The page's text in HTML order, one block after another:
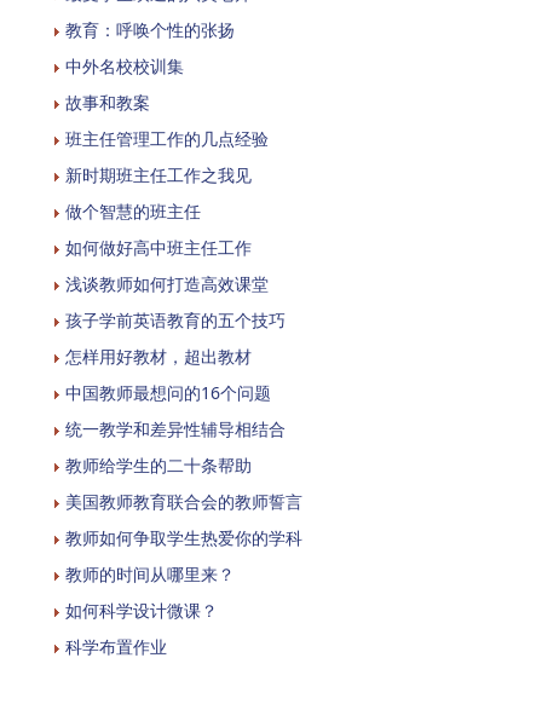
教育：呼唤个性的张扬
中外名校校训集
故事和教案
班主任管理工作的几点经验
新时期班主任工作之我见
做个智慧的班主任
如何做好高中班主任工作
浅谈教师如何打造高效课堂
孩子学前英语教育的五个技巧
怎样用好教材，超出教材
中国教师最想问的16个问题
统一教学和差异性辅导相结合
教师给学生的二十条帮助
美国教师教育联合会的教师誓言
教师如何争取学生热爱你的学科
教师的时间从哪里来？
如何科学设计微课？
科学布置作业